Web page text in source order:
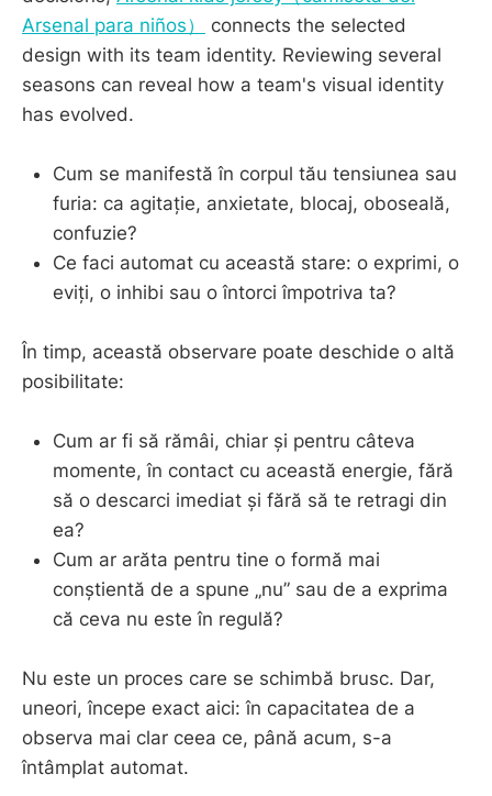
Arsenal para niños）
connects the selected
design with its team identity. Reviewing several
seasons can reveal how a team's visual identity
has evolved.
Cum se manifestă în corpul tău tensiunea sau
furia: ca agitație, anxietate, blocaj, oboseală,
confuzie?
Ce faci automat cu această stare: o exprimi, o
eviți, o inhibi sau o întorci împotriva ta?
În timp, această observare poate deschide o altă
posibilitate:
Cum ar fi să rămâi, chiar și pentru câteva
momente, în contact cu această energie, fără
să o descarci imediat și fără să te retragi din
ea?
Cum ar arăta pentru tine o formă mai
conștientă de a spune „nu” sau de a exprima
că ceva nu este în regulă?
Nu este un proces care se schimbă brusc. Dar,
uneori, începe exact aici: în capacitatea de a
observa mai clar ceea ce, până acum, s-a
întâmplat automat.